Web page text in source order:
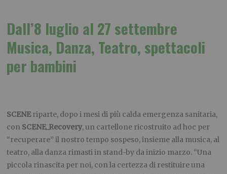
Dall’8 luglio al 27 settembre
Musica, Danza, Teatro, spettacoli
per bambini
SCENEriparte, dopo i mesi di più calda emergenza sanitaria,
con SCENE_Recovery, un cartellone ricostruito ad hoc per
“recuperare” il nostro tempo sospeso, insieme alla musica, al
teatro, alla danza rimasti in stand-by da inizio marzo. “Una
piccola rinascita per noi, con la certezza di restituire una